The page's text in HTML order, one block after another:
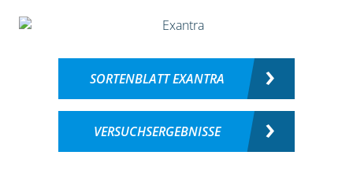
SORTENBLATT EXANTRA
VERSUCHSERGEBNISSE